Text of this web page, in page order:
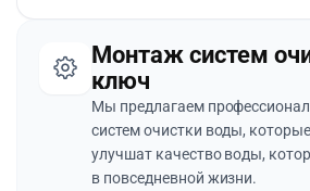
Монтаж систем
ключ
Мы предлагаем
систем очистки воды,
улучшат качество воды,
в повседневной жизни.